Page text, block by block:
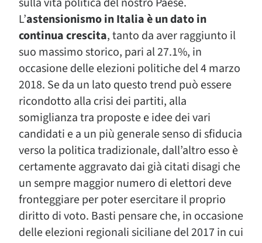
L’astensionismo in Italia è un dato in
continua crescita, tanto da aver raggiunto il
suo massimo storico, pari al 27.1%, in
occasione delle elezioni politiche del 4 marzo
2018. Se da un lato questo trend può essere
ricondotto alla crisi dei partiti, alla
somiglianza tra proposte e idee dei vari
candidati e a un più generale senso di sfiducia
verso la politica tradizionale, dall’altro esso è
certamente aggravato dai già citati disagi che
un sempre maggior numero di elettori deve
fronteggiare per poter esercitare il proprio
diritto di voto. Basti pensare che, in occasione
delle elezioni regionali siciliane del 2017 in cui